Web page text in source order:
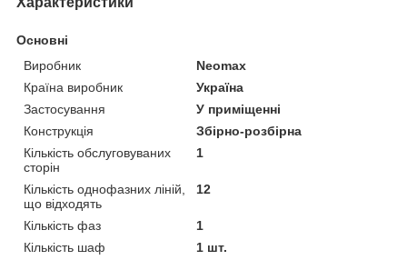
Основні
Виробник
Neomax
Країна виробник
Україна
Застосування
У приміщенні
Конструкція
Збірно-розбірна
Кількість обслуговуваних
сторін
1
Кількість однофазних ліній,
що відходять
12
Кількість фаз
1
Кількість шаф
1 шт.